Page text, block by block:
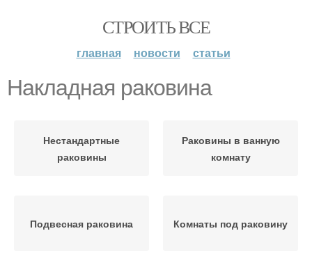
СТРОИТЬ ВСЕ
главная новости статьи
Накладная раковина
Нестандартные
раковины
Раковины в ванную
комнату
Подвесная раковина Комнаты под раковину